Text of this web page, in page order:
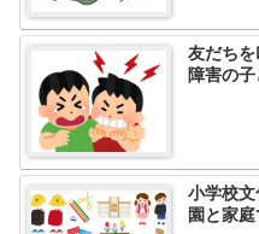
友だち
障害の
小学校
園と家